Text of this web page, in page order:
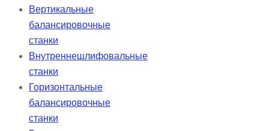
Вертикальные
балансировочные
станки
Внутреннешлифовальные
станки
Горизонтальные
балансировочные
станки